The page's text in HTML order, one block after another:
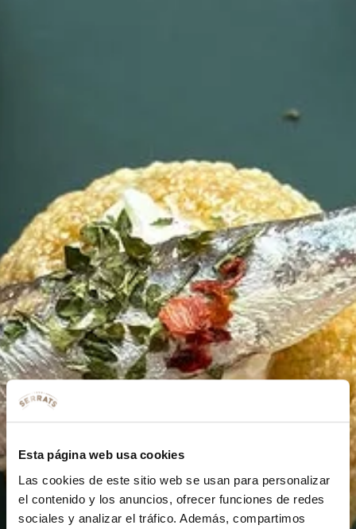
Esta página web usa cookies
Las cookies de este sitio web se usan para personalizar
el contenido y los anuncios, ofrecer funciones de redes
sociales y analizar el tráfico. Además, compartimos